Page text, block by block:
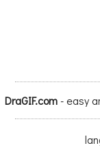
DraGIF.com- easy